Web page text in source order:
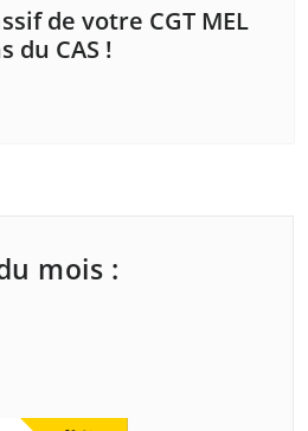
de votre CGT MEL
du CAS !
mois :